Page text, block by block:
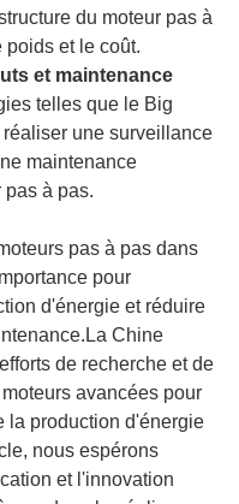
du moteur pas à
poids et le coût.
et maintenance
telles que le Big
une surveillance
maintenance
pas à pas.
pas à pas dans
pour
d'énergie et réduire
Chine
de recherche et de
avancées pour
la production d'énergie
nous espérons
et l'innovation